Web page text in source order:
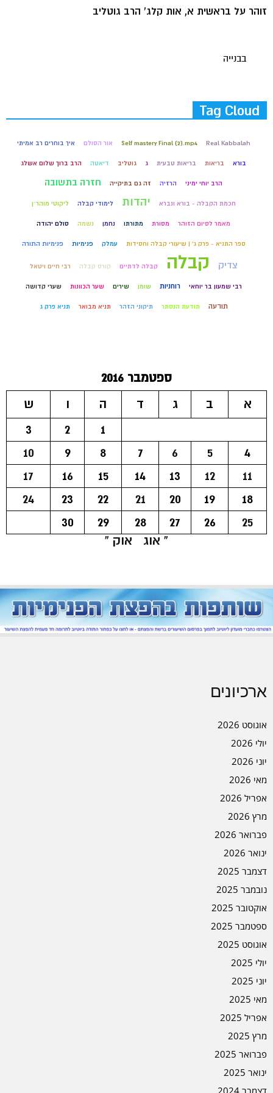
זוהר על בראשית א, אות קלג' הרב גוטליב
בבנייה
Tag Cloud
Real Kabbalah
Self mastery Final (2).mp4 אור הסולם איך בוחרים רב אמיתי
בורא בריאות בריאות טבעית ג גוטליב דיאטה הרב ברוך שלום אשלג
הרב יוחי ימיני הרזיה זה גם בתיקייה חזרה בתשובה
חכמת הקבלה - בורא ונברא יהדות לימודי קבלה ליקוטי מוהר״ן
מאמר לסיום הזוהר מסורת מתורתו נחמן נשמה סולם יהודה
ספר התניא - פרק ג' | שיעורי קבלה וחסידות עמלק פנימיות פנימיות התורה
צדיק קבלה קבלה לדתיים קורס קבלה רבי חיים ויטאל
רבי שמעון בר יוחאי רוחניות שומן שירים שער הכוונות שערי קדושה
תודעה תודעת הנסתר תיקוני הזהר תניא מבואר תניא פרק ג
ספטמבר 2016
א
ב ג ד ה ו
ש
1
2
3
4
5
6
7
8
9
10
11
12
13
14
15
16
17
18
19
20
21
22
23
24
25
26
27
28
29
30
« אוג
אוק »
ארכיונים
אוגוסט 2026
יולי 2026
יוני 2026
מאי 2026
אפריל 2026
מרץ 2026
פברואר 2026
ינואר 2026
דצמבר 2025
נובמבר 2025
אוקטובר 2025
ספטמבר 2025
אוגוסט 2025
יולי 2025
יוני 2025
מאי 2025
אפריל 2025
מרץ 2025
פברואר 2025
ינואר 2025